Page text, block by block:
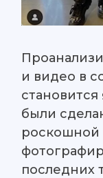
и видео в
были
роскошной
последних